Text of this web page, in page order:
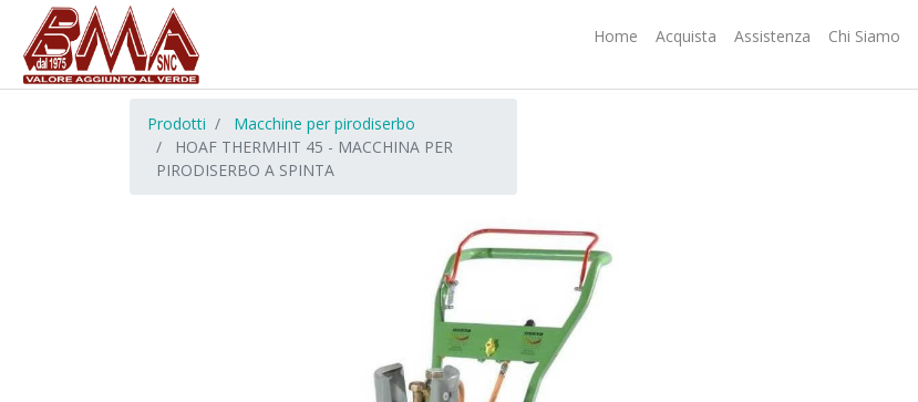
Home Acquista Assistenza Chi Siamo
Prodotti
Macchine per pirodiserbo
HOAF THERMHIT 45 - MACCHINA PER
PIRODISERBO A SPINTA